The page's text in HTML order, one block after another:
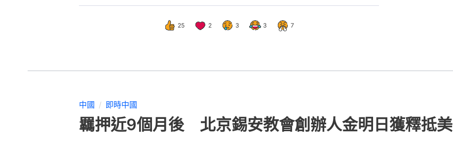
25 2 3 3 7
中國 即時中國
羈押近9個月後 北京錫安教會創辦人金明日獲釋抵美